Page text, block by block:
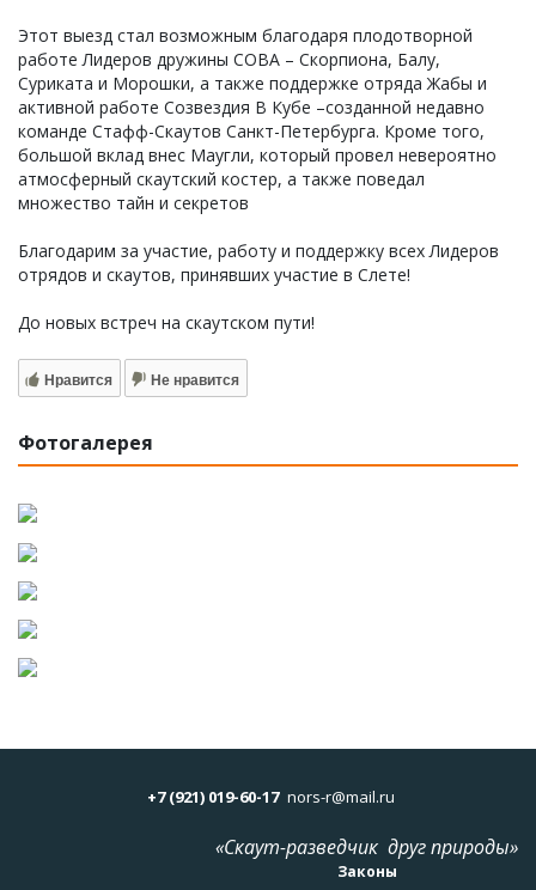
Этот выезд стал возможным благодаря плодотворной
работе Лидеров дружины СОВА – Скорпиона, Балу,
Суриката и Морошки, а также поддержке отряда Жабы и
активной работе Созвездия В Кубе –созданной недавно
команде Стафф-Скаутов Санкт-Петербурга. Кроме того,
большой вклад внес Маугли, который провел невероятно
атмосферный скаутский костер, а также поведал
множество тайн и секретов
Благодарим за участие, работу и поддержку всех Лидеров
отрядов и скаутов, принявших участие в Слете!
До новых встреч на скаутском пути!
Нравится Не нравится
Фотогалерея
+7 (921) 019-60-17 nors-r@mail.ru
«Скаут-разведчик друг природы»
Законы